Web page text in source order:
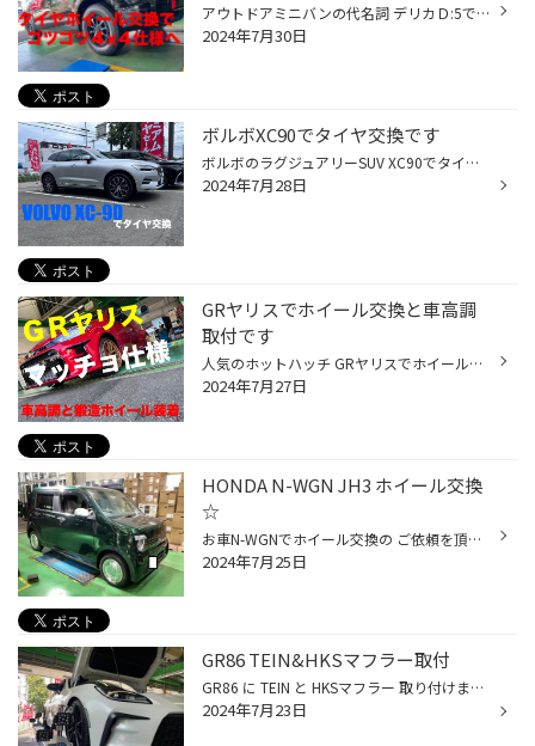
アウトドアミニバンの代名詞 デリカＤ:5でタイヤホイール交換です 装着タイヤホイールはこちら デューラーA/T001 225/70R16 ※現在は新商品発売のため販売終了しております ホイールはMID ナイトロパワー M10 PERSHING 16x7.0 40 5-114 ブラック/DC+マシニング/ブラッククリア アウトラインホワイト...
2024年7月30日
ボルボXC90でタイヤ交換です
ボルボのラグジュアリーSUV XC90でタイヤ交換です 装着タイヤはSUV専用のコンフォートタイヤ アレンザLX100 235/55R19 SUV専用サイドチューニングが施され 車高の高いSUVのフラつきを抑制します ブリヂストンの静粛タイヤの レグノと似たようなパターンを採用し 高次元の静粛性も実現しました SUV静...
2024年7月28日
GRヤリスでホイール交換と車高調
取付です
人気のホットハッチ GRヤリスでホイールと車高調の取付です 装着ホイールはこちら ブリヂストンのポテンザブランドを冠した RW007 鍛造ホイール 足廻りはクスコスポーツS 注文時バネレートをカスタムできる車高調です ホイールサイズは18x9.5 42 5-114 カラーはレーシングカッパーゴールド GRヤリス...
2024年7月27日
HONDA N-WGN JH3 ホイール交換
☆
お車N-WGNでホイール交換の ご依頼を頂きました☆ WORK LEADSLED 14X45 4/100 IS45 CP カットクリア 純正装着のタイヤに組み換えての 交換です。 敢えてのCP（カットクリア）が主張 し過ぎずもレトロな雰囲気を醸しだし ます♪ かなり個性的なホイールですよね☆ １ピースでのリム付きデザイン… 尚...
2024年7月25日
GR86 TEIN&HKSマフラー取付
GR86 に TEIN と HKSマフラー 取り付けます！ TEIN FLEX Z 町乗りメインということなのでこちらを指定していただきました！ キャンバー調整機構付きの車高調です！ 通常4か所調整のお車が６か所調整できるようになり、キャンバー角を付けてドレスアップの幅が広がります！！ ↑純正 ↓TEIN HKS LEGAMA...
2024年7月23日